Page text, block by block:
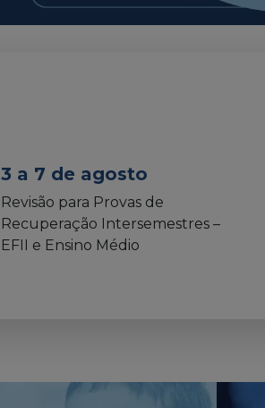
3 a 7 de agosto
Revisão para Provas de
Recuperação Intersemestres –
EFII e Ensino Médio